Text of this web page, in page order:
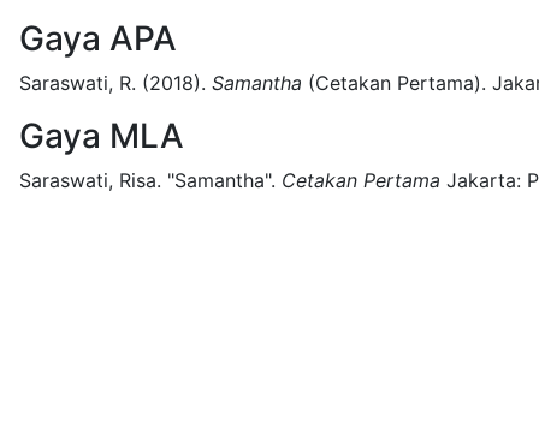
Gaya APA
Saraswati, R. (2018). Samantha (Cetakan Pertama).
Gaya MLA
Saraswati, Risa. "Samantha". Cetakan Pertama Jakarta: